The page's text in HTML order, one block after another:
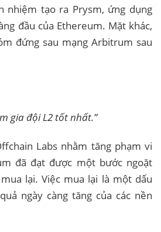
nhiệm tạo ra Prysm, ứng dụng
đầu của Ethereum. Mặt khác,
đứng sau mạng Arbitrum sau
gia đội L2 tốt nhất.”
Labs nhằm tăng phạm vi
đã đạt được một bước ngoặt
lại. Việc mua lại là một dấu
ngày càng tăng của các nền